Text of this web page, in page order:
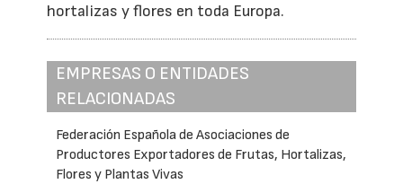
hortalizas y flores en toda Europa.
EMPRESAS O ENTIDADES
RELACIONADAS
Federación Española de Asociaciones de
Productores Exportadores de Frutas, Hortalizas,
Flores y Plantas Vivas